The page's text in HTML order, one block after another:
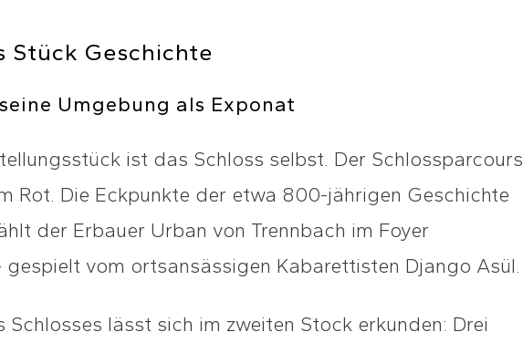
Stück Geschichte
Umgebung als Exponat
ist das Schloss selbst. Der Schlossparcours
Rot. Die Eckpunkte der etwa 800-jährigen Geschichte
der Erbauer Urban von Trennbach im Foyer
vom ortsansässigen Kabarettisten Django Asül.
Schlosses lässt sich im zweiten Stock erkunden: Drei